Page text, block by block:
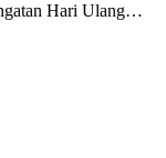
Hari Ulang…